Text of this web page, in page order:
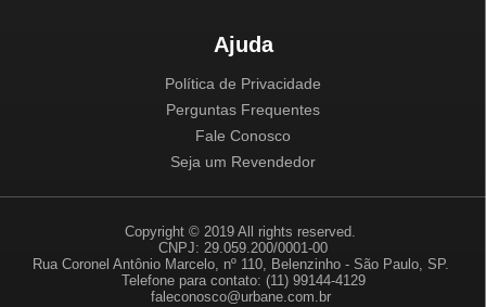
Ajuda
Política de Privacidade
Perguntas Frequentes
Fale Conosco
Seja um Revendedor
Copyright © 2019 All rights reserved.
CNPJ: 29.059.200/0001-00
Rua Coronel Antônio Marcelo, nº 110, Belenzinho - São Paulo, SP.
Telefone para contato: (11) 99144-4129
faleconosco@urbane.com.br